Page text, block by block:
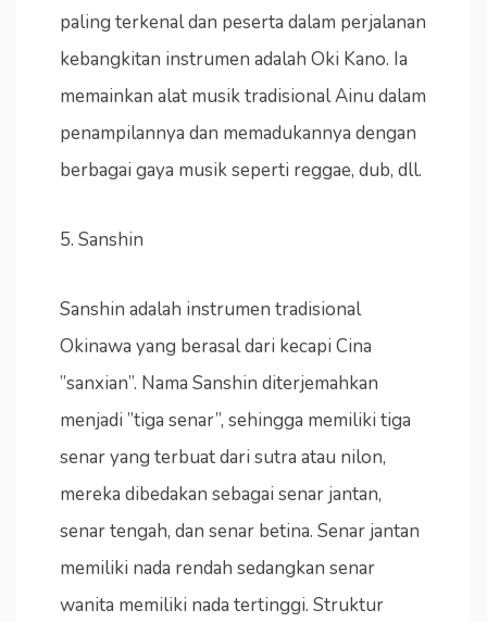
paling terkenal dan peserta dalam perjalanan
kebangkitan instrumen adalah Oki Kano. Ia
memainkan alat musik tradisional Ainu dalam
penampilannya dan memadukannya dengan
berbagai gaya musik seperti reggae, dub, dll.
5. Sanshin
Sanshin adalah instrumen tradisional
Okinawa yang berasal dari kecapi Cina
”sanxian”. Nama Sanshin diterjemahkan
menjadi ”tiga senar”, sehingga memiliki tiga
senar yang terbuat dari sutra atau nilon,
mereka dibedakan sebagai senar jantan,
senar tengah, dan senar betina. Senar jantan
memiliki nada rendah sedangkan senar
wanita memiliki nada tertinggi. Struktur